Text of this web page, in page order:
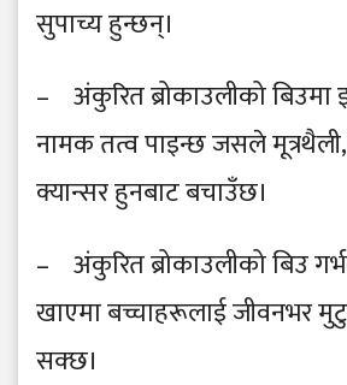
सुपाच्य हुन्छन्।
– अंकुरित ब्रोकाउलीको बिउमा
नामक तत्व पाइन्छ जसले
क्यान्सर हुनबाट बचाउँछ।
– अंकुरित ब्रोकाउलीको बिउ
खाएमा बच्चाहरूलाई जीवनभर मुटु
सक्छ।